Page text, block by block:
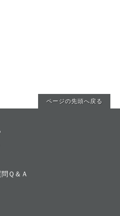
ページの先頭へ戻る
Ｑ＆Ａ